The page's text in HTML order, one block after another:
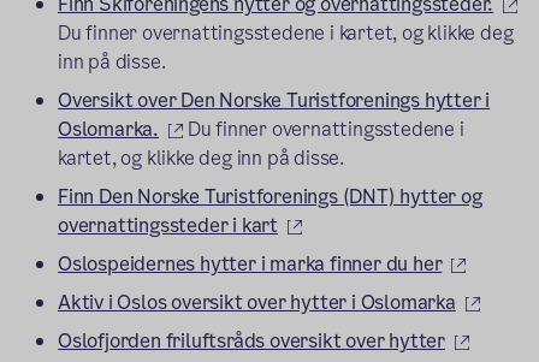
Du finner overnattingsstedene i kartet, og klikke deg
inn på disse.
Oversikt over Den Norske Turistforenings hytter i
Oslomarka.
(ekstern lenke)
Du finner overnattingsstedene i
kartet, og klikke deg inn på disse.
Finn Den Norske Turistforenings (DNT) hytter og
overnattingssteder i kart
(ekstern lenke)
Oslospeidernes hytter i marka finner du her
Aktiv i Oslos oversikt over hytter i Oslomarka
Oslofjorden friluftsråds oversikt over hytter